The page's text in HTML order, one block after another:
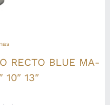
RECTO BLUE MA-
10″ 13″